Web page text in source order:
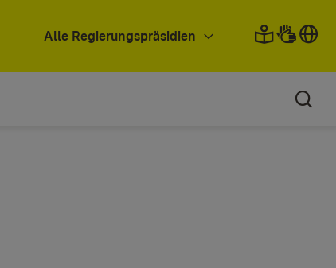
Alle Regierungspräsidien